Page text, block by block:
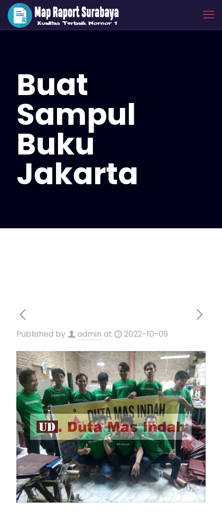
Buat
Sampul
Buku
Jakarta
Published by admin at 2022-10-09